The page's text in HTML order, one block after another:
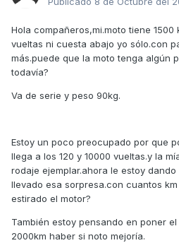
Hola compañeros,mi.moto tiene
vueltas ni cuesta abajo yo sólo.con
más.puede que la moto tenga algún
todavía?
Va de serie y peso 90kg.
Estoy un poco preocupado por que
llega a los 120 y 10000 vueltas.y la
rodaje ejemplar.ahora le estoy
llevado esa sorpresa.con cuantos
estirado el motor?
También estoy pensando en poner
2000km haber si noto mejoría.